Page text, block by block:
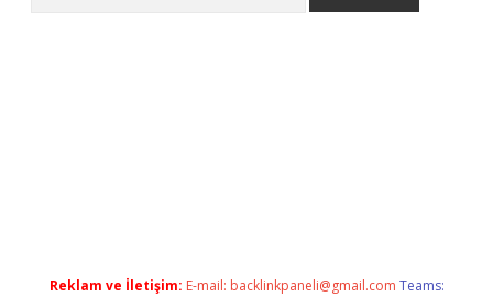
Reklam ve İletişim: E-mail: backlinkpaneli@gmail.com Teams: